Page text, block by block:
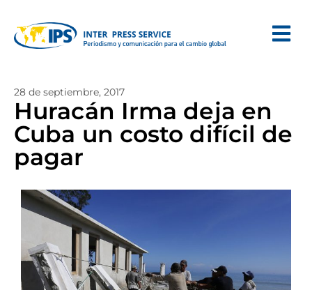
28 de septiembre, 2017
Huracán Irma deja en
Cuba un costo difícil de
pagar